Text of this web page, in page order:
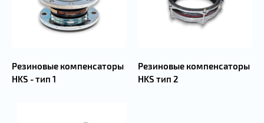
Резиновые компенсаторы
HKS - тип 1
Резиновые компенсаторы
HKS тип 2